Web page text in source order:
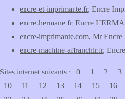
encre-et-imprimante.fr, Encre
encre-hermane.fr, Encre
encre-imprimante.com, Mr Encre
encre-machine-affranchir.fr,
Sites internet suivants : 0 1 2 3
10
11 12 13 14 15 16